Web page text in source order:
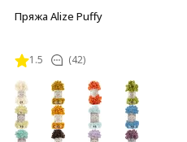
Пряжа Alize Puffy
1.5 (42)